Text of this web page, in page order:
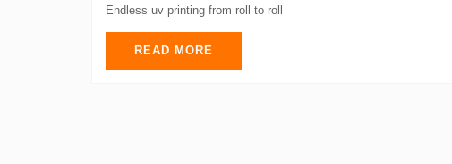
Endless uv printing from roll to roll
READ MORE